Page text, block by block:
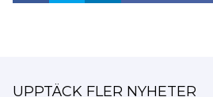
UPPTÄCK FLER NYHETER